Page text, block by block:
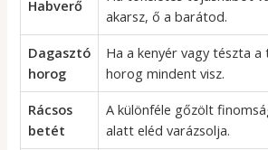
Habverő
akarsz, ő a barátod.
Dagasztó
horog
Ha a kenyér vagy tészta a
horog mindent visz.
Rácsos
betét
A különféle gőzölt
alatt eléd varázsolja.